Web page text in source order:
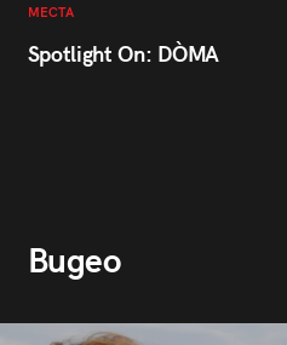
МЕСТА
Spotlight On: DÒMA
Видео